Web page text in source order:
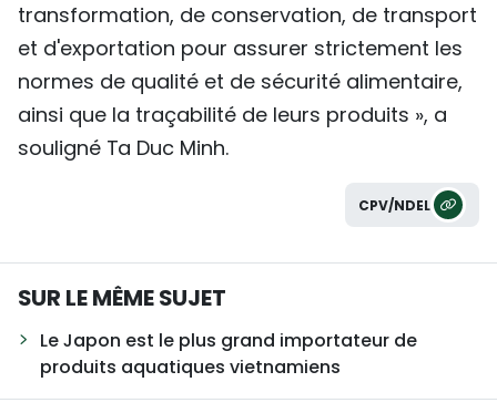
transformation, de conservation, de transport
et d'exportation pour assurer strictement les
normes de qualité et de sécurité alimentaire,
ainsi que la traçabilité de leurs produits », a
souligné Ta Duc Minh.
CPV/NDEL
SUR LE MÊME SUJET
Le Japon est le plus grand importateur de
produits aquatiques vietnamiens